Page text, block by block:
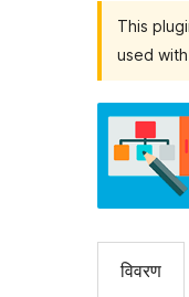
This
used
विवरण